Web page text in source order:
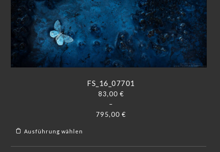
FS_16_07701
83,00 €
–
795,00 €
Ausführung wählen